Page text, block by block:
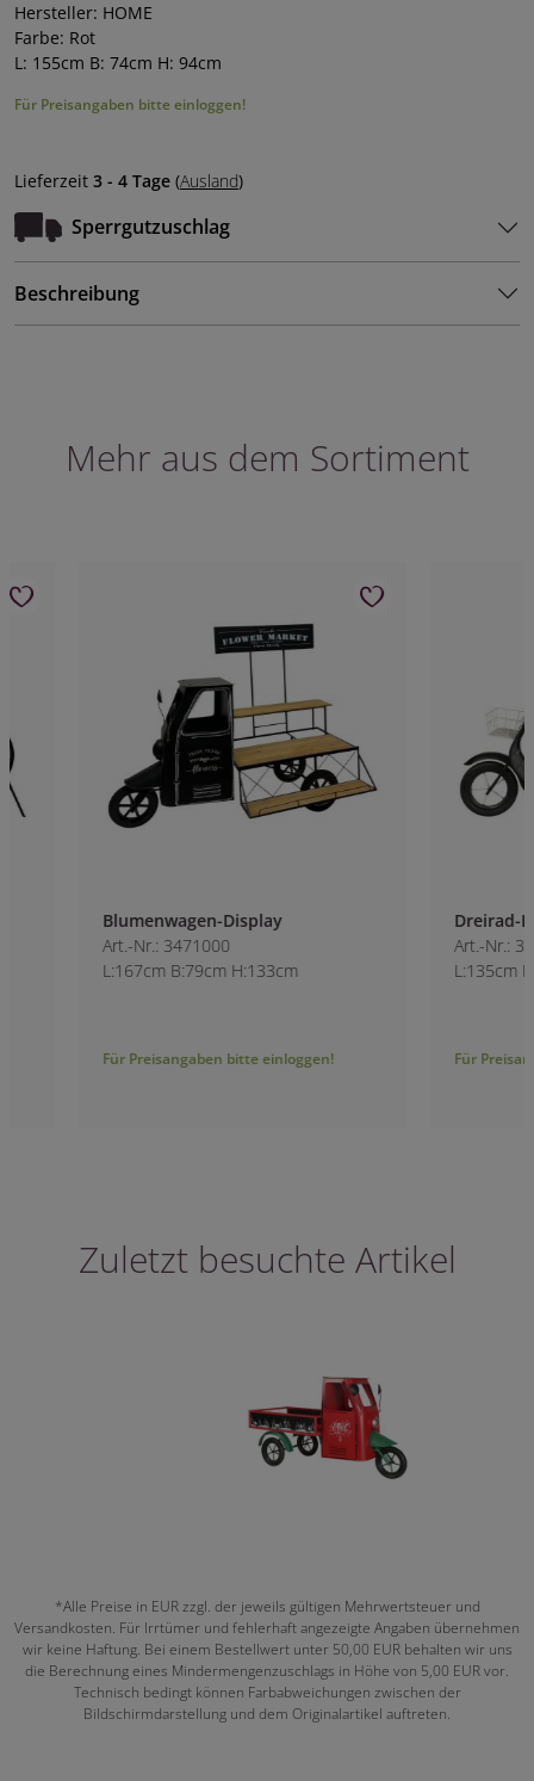
Hersteller: HOME
Farbe: Rot
L: 155cm B: 74cm H: 94cm
Für Preisangaben bitte einloggen!
Lieferzeit 3 - 4 Tage (Ausland)
Sperrgutzuschlag
Beschreibung
Mehr aus dem Sortiment
Blumenwagen-Display
Art.-Nr.: 3471000
L:167cm B:79cm H:133cm
Für Preisangaben bitte einloggen!
Dreirad-Display
Art.-Nr.: 3471100
L:135cm B:44cm
Für Preisangaben
Zuletzt besuchte Artikel
*Alle Preise in EUR zzgl. der jeweils gültigen Mehrwertsteuer und
Versandkosten. Für Irrtümer und fehlerhaft angezeigte Angaben übernehmen
wir keine Haftung. Bei einem Bestellwert unter 50,00 EUR behalten wir uns
die Berechnung eines Mindermengenzuschlags in Höhe von 5,00 EUR vor.
Technisch bedingt können Farbabweichungen zwischen der
Bildschirmdarstellung und dem Originalartikel auftreten.